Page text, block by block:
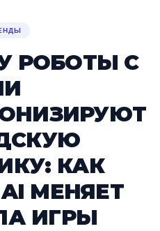
РОБОТЫ С
КАК
AI МЕНЯЕТ
ИГРЫ